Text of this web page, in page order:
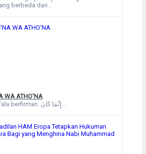
berbeda dari...
WA ATHO'NA
Allah Ta'ala berfirman: إِنَّمَا كَانَ...